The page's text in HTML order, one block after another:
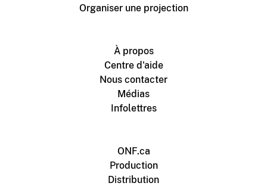
Organiser une projection
À propos
Centre d'aide
Nous contacter
Médias
Infolettres
ONF.ca
Production
Distribution